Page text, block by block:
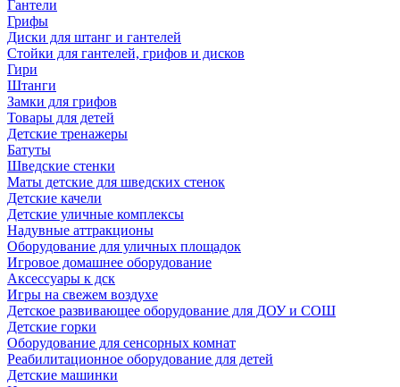
Гантели
Грифы
Диски для штанг и гантелей
Стойки для гантелей, грифов и дисков
Гири
Штанги
Замки для грифов
Товары для детей
Детские тренажеры
Батуты
Шведские стенки
Маты детские для шведских стенок
Детские качели
Детские уличные комплексы
Надувные аттракционы
Оборудование для уличных площадок
Игровое домашнее оборудование
Аксессуары к дск
Игры на свежем воздухе
Детское развивающее оборудование для ДОУ и СОШ
Детские горки
Оборудование для сенсорных комнат
Реабилитационное оборудование для детей
Детские машинки